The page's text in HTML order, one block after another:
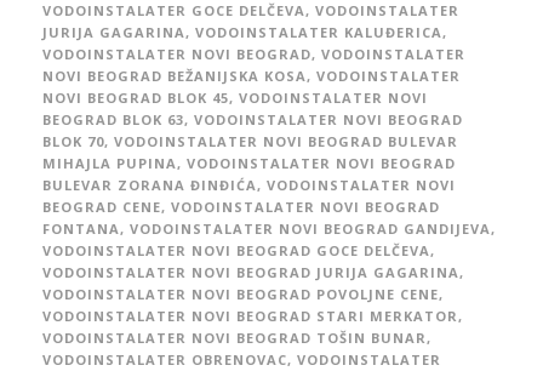
VODOINSTALATER GOCE DELČEVA, VODOINSTALATER
JURIJA GAGARINA, VODOINSTALATER KALUĐERICA,
VODOINSTALATER NOVI BEOGRAD, VODOINSTALATER
NOVI BEOGRAD BEŽANIJSKA KOSA, VODOINSTALATER
NOVI BEOGRAD BLOK 45, VODOINSTALATER NOVI
BEOGRAD BLOK 63, VODOINSTALATER NOVI BEOGRAD
BLOK 70, VODOINSTALATER NOVI BEOGRAD BULEVAR
MIHAJLA PUPINA, VODOINSTALATER NOVI BEOGRAD
BULEVAR ZORANA ĐINĐIĆA, VODOINSTALATER NOVI
BEOGRAD CENE, VODOINSTALATER NOVI BEOGRAD
FONTANA, VODOINSTALATER NOVI BEOGRAD GANDIJEVA,
VODOINSTALATER NOVI BEOGRAD GOCE DELČEVA,
VODOINSTALATER NOVI BEOGRAD JURIJA GAGARINA,
VODOINSTALATER NOVI BEOGRAD POVOLJNE CENE,
VODOINSTALATER NOVI BEOGRAD STARI MERKATOR,
VODOINSTALATER NOVI BEOGRAD TOŠIN BUNAR,
VODOINSTALATER OBRENOVAC, VODOINSTALATER